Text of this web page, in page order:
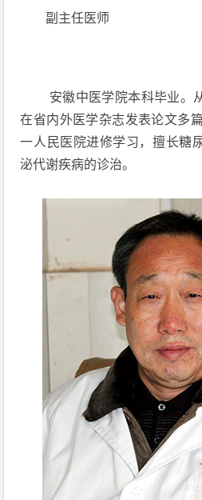
副主任医师
安徽中医学院本科毕业。
在省内外医学杂志发表论文多
一人民医院进修学习，擅长糖
泌代谢疾病的诊治。